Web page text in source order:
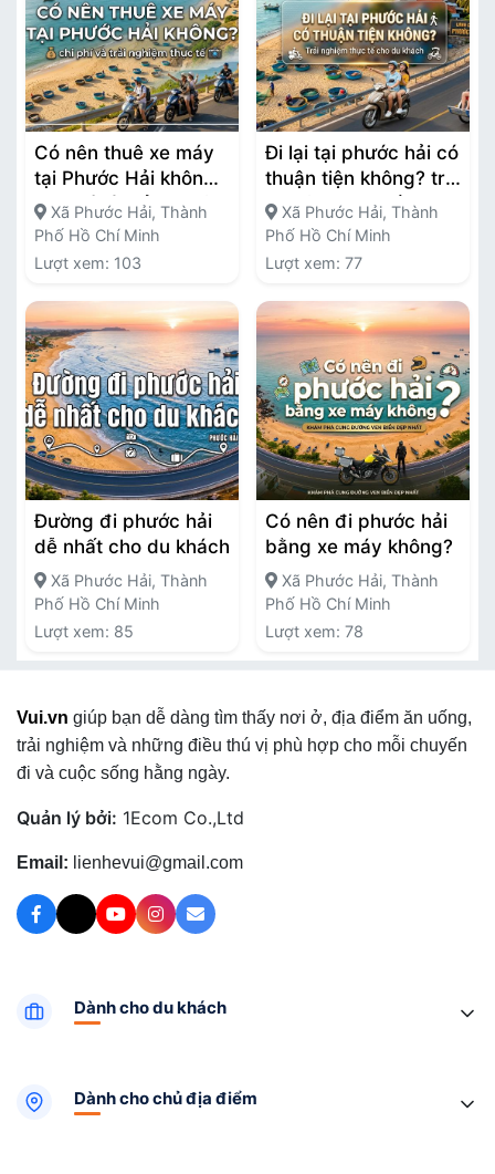
Có nên thuê xe máy
tại Phước Hải không?
chi phí và trải nghiệm
thực tế
Xã Phước Hải, Thành
Phố Hồ Chí Minh
Lượt xem: 103
Đi lại tại phước hải có
thuận tiện không? trải
nghiệm thực tế cho
du khách
Xã Phước Hải, Thành
Phố Hồ Chí Minh
Lượt xem: 77
Đường đi phước hải
dễ nhất cho du khách
Xã Phước Hải, Thành
Phố Hồ Chí Minh
Lượt xem: 85
Có nên đi phước hải
bằng xe máy không?
Xã Phước Hải, Thành
Phố Hồ Chí Minh
Lượt xem: 78
Vui.vn giúp bạn dễ dàng tìm thấy nơi ở, địa điểm ăn uống,
trải nghiệm và những điều thú vị phù hợp cho mỗi chuyến
đi và cuộc sống hằng ngày.
Quản lý bởi: 1Ecom Co.,Ltd
Email: lienhevui@gmail.com
Dành cho du khách
Dành cho chủ địa điểm